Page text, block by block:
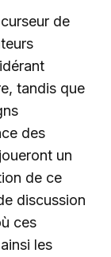
de
tandis que
des
un
de ce
discussion
ces
les